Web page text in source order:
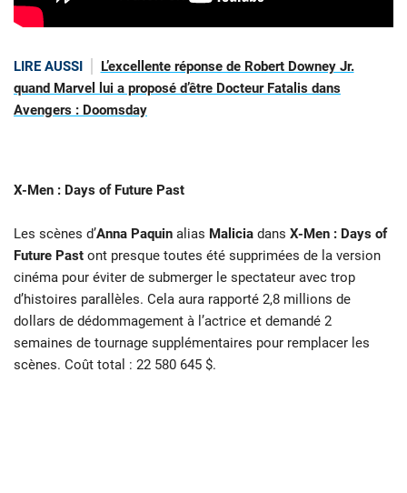
LIRE AUSSI
L’excellente réponse de Robert Downey Jr.
quand Marvel lui a proposé d’être Docteur Fatalis dans
Avengers : Doomsday
X-Men : Days of Future Past
Les scènes d’Anna Paquin alias Malicia dans X-Men : Days of
Future Past ont presque toutes été supprimées de la version
cinéma pour éviter de submerger le spectateur avec trop
d’histoires parallèles. Cela aura rapporté 2,8 millions de
dollars de dédommagement à l’actrice et demandé 2
semaines de tournage supplémentaires pour remplacer les
scènes. Coût total : 22 580 645 $.